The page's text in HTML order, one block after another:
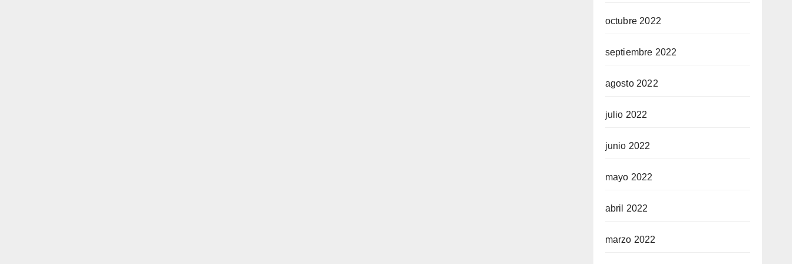
octubre 2022
septiembre 2022
agosto 2022
julio 2022
junio 2022
mayo 2022
abril 2022
marzo 2022